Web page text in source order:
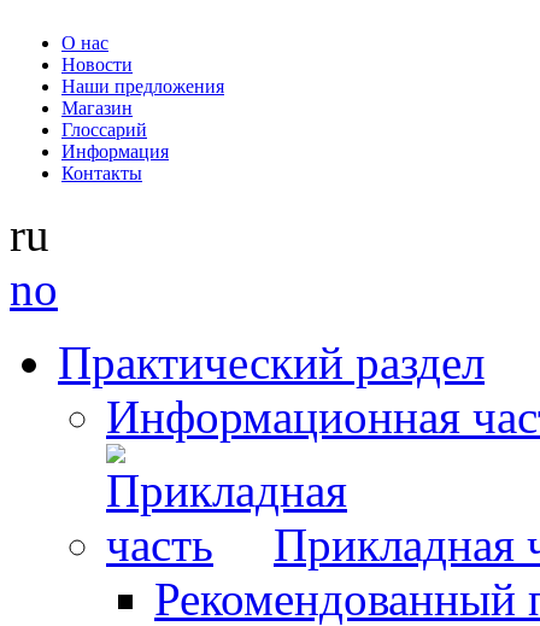
О нас
Новости
Наши предложения
Магазин
Глоссарий
Информация
Контакты
ru
no
Практический раздел
Информационная
Прикладная
Рекомендованный